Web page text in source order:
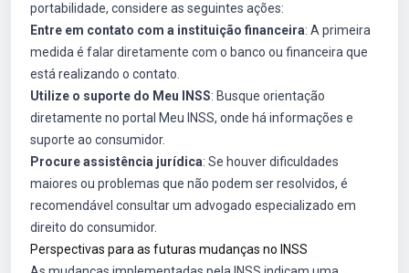
portabilidade, considere as seguintes ações:
Entre em contato com a instituição financeira: A primeira
medida é falar diretamente com o banco ou financeira que
está realizando o contato.
Utilize o suporte do Meu INSS: Busque orientação
diretamente no portal Meu INSS, onde há informações e
suporte ao consumidor.
Procure assistência jurídica: Se houver dificuldades
maiores ou problemas que não podem ser resolvidos, é
recomendável consultar um advogado especializado em
direito do consumidor.
Perspectivas para as futuras mudanças no INSS